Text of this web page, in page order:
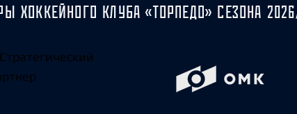
ХОККЕЙНОГО КЛУБА «ТОРПЕДО» СЕЗОНА